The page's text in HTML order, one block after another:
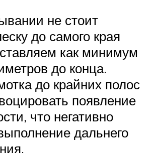
не стоит
до самого края
как минимум
до конца.
до крайних полос
появление
что негативно
дальнего